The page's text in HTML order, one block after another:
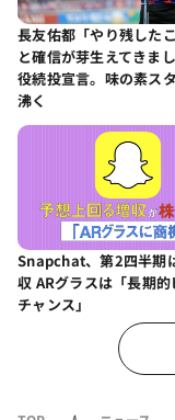
長友佑都「やり残した
と確信が芽生えてきま
役続投宣言。味の素ス
沸く
Snapchat、第2四半期
収 ARグラスは「長期的
チャンス」